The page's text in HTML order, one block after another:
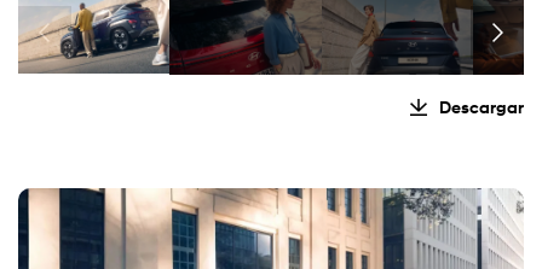
Descargar